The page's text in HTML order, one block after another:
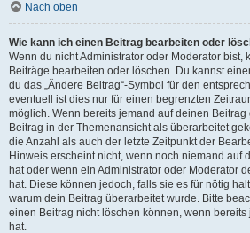
Nach oben
Wie kann ich einen Beitrag bearbeiten oder
Wenn du nicht Administrator oder Moderator bist,
Beiträge bearbeiten oder löschen. Du kannst
du das „Ändere Beitrag“-Symbol für den
eventuell ist dies nur für einen begrenzten
möglich. Wenn bereits jemand auf deinen
Beitrag in der Themenansicht als überarbeitet
die Anzahl als auch der letzte Zeitpunkt der
Hinweis erscheint nicht, wenn noch niemand auf
hat oder wenn ein Administrator oder Moderator
hat. Diese können jedoch, falls sie es für nötig
warum dein Beitrag überarbeitet wurde. Bitte
einen Beitrag nicht löschen können, wenn
hat.